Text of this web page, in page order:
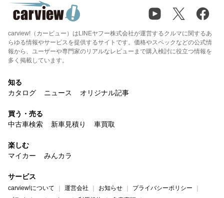
carview!（カービュー）はLINEヤフー株式会社が運営するクルマに関するあ
らゆる情報やサービスを提供するサイトです。価格やスペックなどの公式情
報から、ユーザーや専門家のリアルなレビューまで購入検討に役立つ情報を
多く掲載しています。
知る
カタログ
ニュース オリジナル記事
買う・売る
中古車検索
新車見積り 車買取
楽しむ
マイカー
みんカラ
サービス
carview!について 運営会社 お知らせ
プライバシーポリシー